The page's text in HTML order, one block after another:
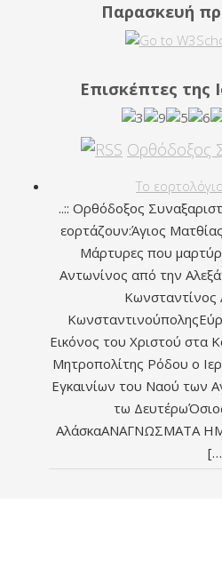
Παρασκευή
Επισκέπτες της
Ορθόδοξος
Το
..:: Ορθόδοξος
εορτάζουν:Άγιος
Μάρτυρες που
Αντωνίνος από την
Κωνσταντίνος
Εικόνος του Χριστού στα
Μητροπολίτης Ρόδου ο
Εγκαινίων του Ναού των
τω
ΑλάσκαΑΝΑΓΝΩΣΜΑΤΑ